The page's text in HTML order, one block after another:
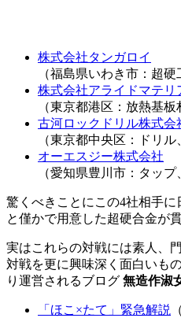
株式会社タンガロイ
（福島県いわき市：超硬
株式会社アライドマテリ
（東京都港区：放熱基
古河ロックドリル株式会
（東京都中央区：ドリ
オーエスジー株式会社
（愛知県豊川市：タッ
驚くべきことにこの4社相手
と僅かで用意した超硬合金が
実はこれらの対戦には素人、
対戦を更に興味深く面白いも
り運営されるブログ 無造作淑
「ほこ×たて」緊急解説